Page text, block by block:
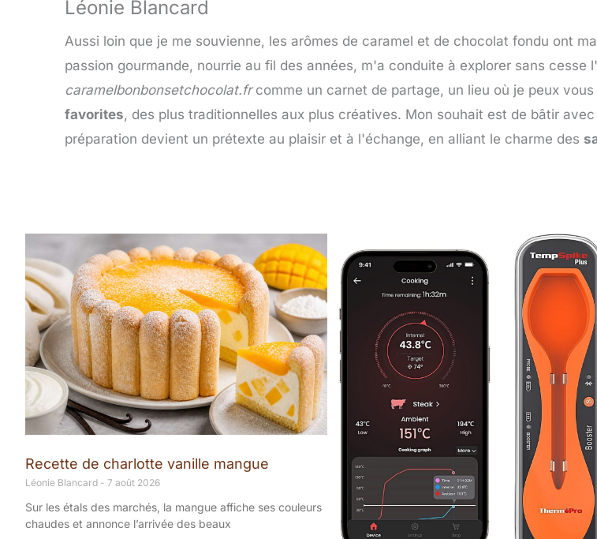
Léonie Blancard
Aussi loin que je me souvienne, les arômes de caramel et de chocolat fondu ont
passion gourmande, nourrie au fil des années, m'a conduite à explorer sans
caramelbonbonsetchocolat.frcomme un carnet de partage, un lieu où je peux
favorites, des plus traditionnelles aux plus créatives. Mon souhait est de bâtir
préparation devient un prétexte au plaisir et à l'échange, en alliant le charme des
Recette de charlotte vanille mangue
Léonie Blancard 7 août 2026
Sur les étals des marchés, la mangue affiche ses couleurs
chaudes et annonce l’arrivée des beaux